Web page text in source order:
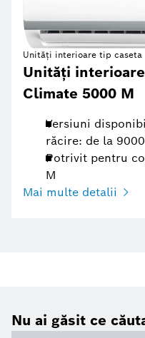
Unități interioare tip caseta
Unități
Climate 5000 M
Versiuni
răcire: de la
Potrivit pentru
M
Mai multe detalii
Nu ai găsit ce